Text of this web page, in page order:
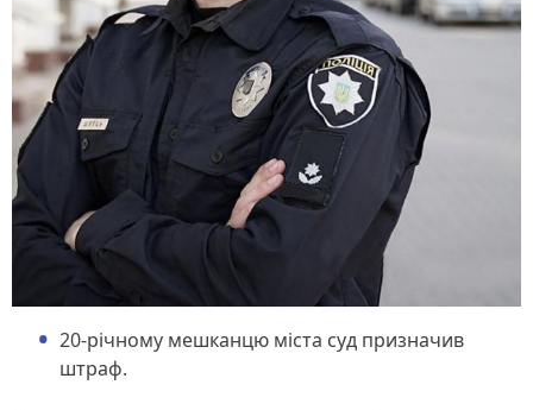
20-річному мешканцю міста суд призначив
штраф.